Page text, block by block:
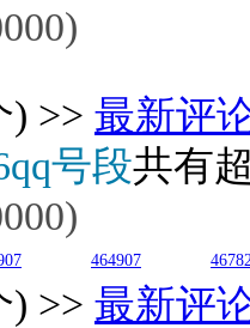
) >> 最新评
号段共有
464907
) >> 最新评